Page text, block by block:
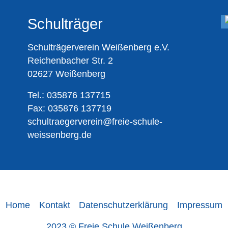
Schulträger
Schulträgerverein Weißenberg e.V.
Reichenbacher Str. 2
02627 Weißenberg
Tel.: 035876 137715
Fax: 035876 137719
schultraegerverein@freie-schule-
weissenberg.de
Home Kontakt Datenschutzerklärung Impressum